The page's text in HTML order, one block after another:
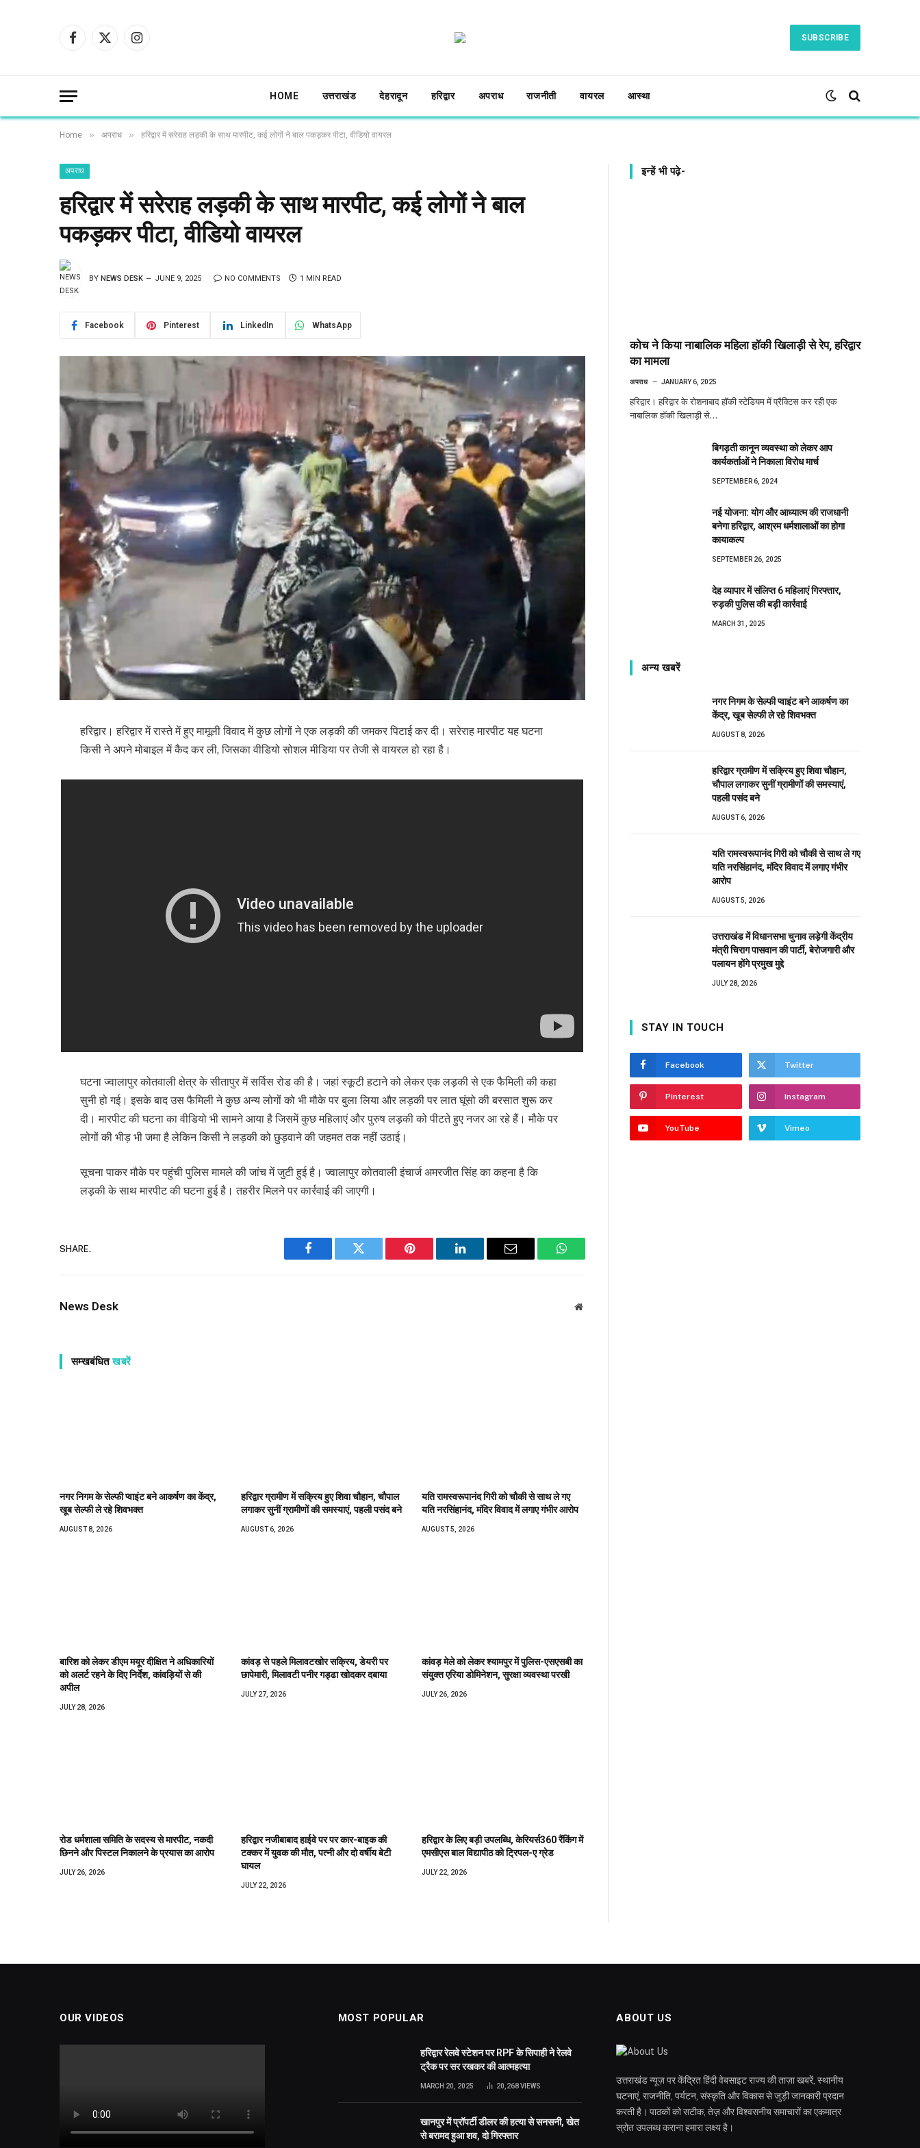
Facebook
X
Instagram
SUBSCRIBE
HOME उत्तराखंड देहरादून हरिद्वार अपराध राजनीती वायरल आस्था
Home » अपराध » हरिद्वार में सरेराह लड़की के साथ मारपीट, कई लोगों ने बाल पकड़कर पीटा, वीडियो वायरल
अपराध
हरिद्वार में सरेराह लड़की के साथ मारपीट, कई लोगों ने बाल
पकड़कर पीटा, वीडियो वायरल
BY NEWS DESK JUNE 9, 2025 NO COMMENTS 1 MIN READ
Facebook Pinterest LinkedIn WhatsApp
हरिद्वार। हरिद्वार में रास्ते में हुए मामूली विवाद में कुछ लोगों ने एक लड़की की जमकर पिटाई कर दी। सरेराह मारपीट यह घटना
किसी ने अपने मोबाइल में कैद कर ली, जिसका वीडियो सोशल मीडिया पर तेजी से वायरल हो रहा है।
घटना ज्वालापुर कोतवाली क्षेत्र के सीतापुर में सर्विस रोड की है। जहां स्कूटी हटाने को लेकर एक लड़की से एक फैमिली की कहा
सुनी हो गई। इसके बाद उस फैमिली ने कुछ अन्य लोगों को भी मौके पर बुला लिया और लड़की पर लात घूंसो की बरसात शुरू कर
दी। मारपीट की घटना का वीडियो भी सामने आया है जिसमें कुछ महिलाएं और पुरुष लड़की को पीटते हुए नजर आ रहे हैं। मौके पर
लोगों की भीड़ भी जमा है लेकिन किसी ने लड़की को छुड़वाने की जहमत तक नहीं उठाई।
सूचना पाकर मौके पर पहुंची पुलिस मामले की जांच में जुटी हुई है। ज्वालापुर कोतवाली इंचार्ज अमरजीत सिंह का कहना है कि
लड़की के साथ मारपीट की घटना हुई है। तहरीर मिलने पर कार्रवाई की जाएगी।
SHARE.
Facebook Twitter Pinterest LinkedIn Email WhatsApp
News Desk Website
सम्खबंधितखबरें
नगर निगम के सेल्फी प्वाइंट बने आकर्षण का केंद्र,
खूब सेल्फी ले रहे शिवभक्त
AUGUST 8, 2026
हरिद्वार ग्रामीण में सक्रिय हुए शिवा चौहान, चौपाल
लगाकर सुनीं ग्रामीणों की समस्याएं, पहली पसंद बने
AUGUST 6, 2026
यति रामस्वरूपानंद गिरी को चौकी से साथ ले गए
यति नरसिंहानंद, मंदिर विवाद में लगाए गंभीर आरोप
AUGUST 5, 2026
बारिश को लेकर डीएम मयूर दीक्षित ने अधिकारियों
को अलर्ट रहने के दिए निर्देश, कांवड़ियों से की
अपील
JULY 28, 2026
कांवड़ से पहले मिलावटखोर सक्रिय, डेयरी पर
छापेमारी, मिलावटी पनीर गड्ढा खोदकर दबाया
JULY 27, 2026
कांवड़ मेले को लेकर श्यामपुर में पुलिस-एसएसबी का
संयुक्त एरिया डोमिनेशन, सुरक्षा व्यवस्था परखी
JULY 26, 2026
रोड धर्मशाला समिति के सदस्य से मारपीट, नकदी
छिनने और पिस्टल निकालने के प्रयास का आरोप
JULY 26, 2026
हरिद्वार नजीबाबाद हाईवे पर पर कार-बाइक की
टक्कर में युवक की मौत, पत्नी और दो वर्षीय बेटी
घायल
JULY 22, 2026
हरिद्वार के लिए बड़ी उपलब्धि, केरियर्स360 रैंकिंग में
एमसीएस बाल विद्यापीठ को ट्रिपल-ए ग्रेड
JULY 22, 2026
इन्हें भी पढ़े-
कोच ने किया नाबालिक महिला हॉकी खिलाड़ी से रेप, हरिद्वार
का मामला
अपराध JANUARY 6, 2025
हरिद्वार। हरिद्वार के रोशनाबाद हॉकी स्टेडियम में प्रैक्टिस कर रही एक
नाबालिक हॉकी खिलाड़ी से…
बिगड़ती कानून व्यवस्था को लेकर आप
कार्यकर्ताओं ने निकाला विरोध मार्च
SEPTEMBER 6, 2024
नई योजना: योग और आध्यात्म की राजधानी
बनेगा हरिद्वार, आश्रम धर्मशालाओं का होगा
कायाकल्प
SEPTEMBER 26, 2025
देह व्यापार में संलिप्त 6 महिलाएं गिरफ्तार,
रुड़की पुलिस की बड़ी कार्रवाई
MARCH 31, 2025
अन्य खबरें
नगर निगम के सेल्फी प्वाइंट बने आकर्षण का
केंद्र, खूब सेल्फी ले रहे शिवभक्त
AUGUST 8, 2026
हरिद्वार ग्रामीण में सक्रिय हुए शिवा चौहान,
चौपाल लगाकर सुनीं ग्रामीणों की समस्याएं,
पहली पसंद बने
AUGUST 6, 2026
यति रामस्वरूपानंद गिरी को चौकी से साथ ले गए
यति नरसिंहानंद, मंदिर विवाद में लगाए गंभीर
आरोप
AUGUST 5, 2026
उत्तराखंड में विधानसभा चुनाव लड़ेगी केंद्रीय
मंत्री चिराग पासवान की पार्टी, बेरोजगारी और
पलायन होंगे प्रमुख मुद्दे
JULY 28, 2026
STAY IN TOUCH
Facebook Twitter
Pinterest Instagram
YouTube Vimeo
OUR VIDEOS MOST POPULAR
हरिद्वार रेलवे स्टेशन पर RPF के सिपाही ने रेलवे
ट्रैक पर सर रखकर की आत्महत्या
MARCH 20, 2025 20,268VIEWS
खानपुर में प्रॉपर्टी डीलर की हत्या से सनसनी, खेत
से बरामद हुआ शव, दो गिरफ्तार
ABOUT US
उत्तराखंड न्यूज़ पर केंद्रित हिंदी वेबसाइट राज्य की ताज़ा खबरें, स्थानीय
घटनाएं, राजनीति, पर्यटन, संस्कृति और विकास से जुड़ी जानकारी प्रदान
करती है। पाठकों को सटीक, तेज़ और विश्वसनीय समाचारों का एकमात्र
स्रोत उपलब्ध कराना हमारा लक्ष्य है।